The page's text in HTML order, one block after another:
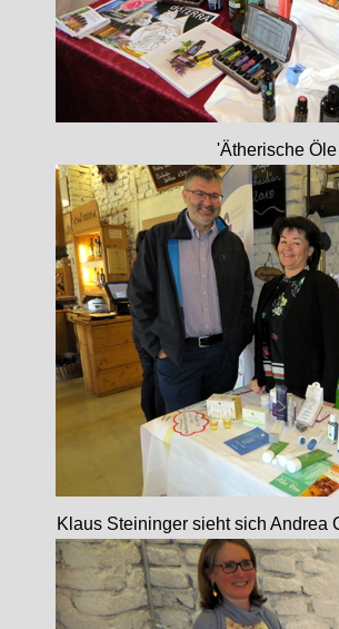
'Ätherische Öle
Klaus Steininger sieht sich Andrea